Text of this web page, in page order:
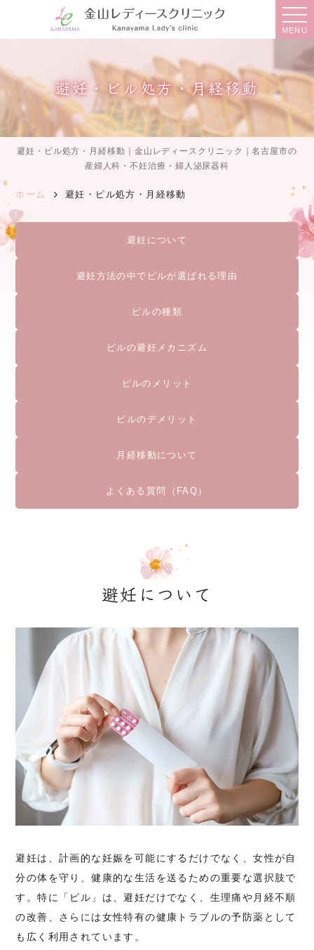
MENU
避妊・ピル処方・月経移動
避妊・ピル処方・月経移動｜金山レディースクリニック｜名古屋市の
産婦人科・不妊治療・婦人泌尿器科
ホーム 避妊・ピル処方・月経移動
避妊について
避妊方法の中でピルが選ばれる理由
ピルの種類
ピルの避妊メカニズム
ピルのメリット
ピルのデメリット
月経移動について
よくある質問（FAQ）
避妊について
避妊は、計画的な妊娠を可能にするだけでなく、女性が自
分の体を守り、健康的な生活を送るための重要な選択肢で
す。特に「ピル」は、避妊だけでなく、生理痛や月経不順
の改善、さらには女性特有の健康トラブルの予防薬として
も広く利用されています。